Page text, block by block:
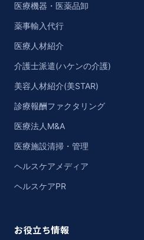
医療機器・医薬品卸
薬事輸入代行
医療人材紹介
介護士派遣(ハケンの介護)
美容人材紹介(美STAR)
診療報酬ファクタリング
医療法人M&A
医療施設清掃・管理
ヘルスケアメディア
ヘルスケアPR
お役立ち情報